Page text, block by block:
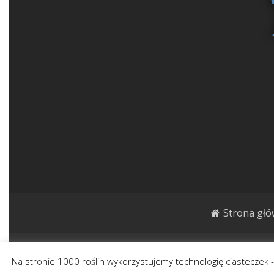
Strona
1000roślin.pl Strona ma charakter
Na stronie 1000 roślin wykorzystujemy technologię ciasteczek